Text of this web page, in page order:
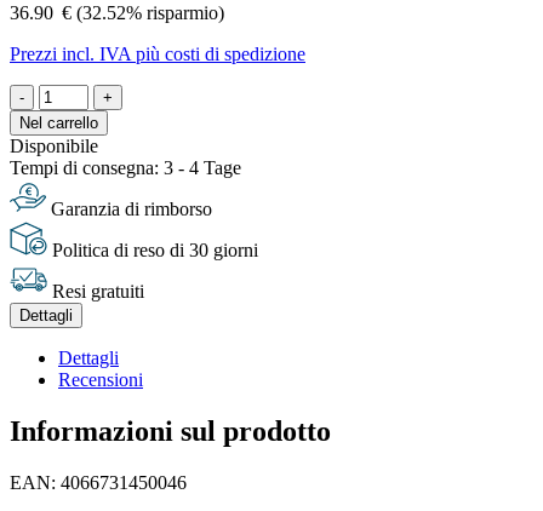
36.90 € (32.52% risparmio)
Prezzi incl. IVA più costi di spedizione
-
+
Nel carrello
Disponibile
Tempi di consegna: 3 - 4 Tage
Garanzia di rimborso
Politica di reso di 30 giorni
Resi gratuiti
Dettagli
Dettagli
Recensioni
Informazioni sul prodotto
EAN: 4066731450046